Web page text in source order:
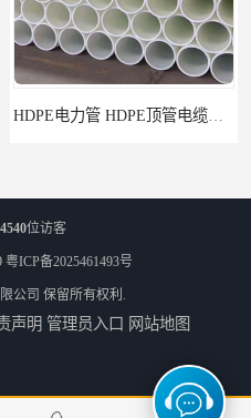
HDPE电力管 HDPE顶管电缆管保护套管
HDPE给水管
位访客
粤ICP备2025461493号
公司 保留所有权利.
声明 管理员入口 网站地图